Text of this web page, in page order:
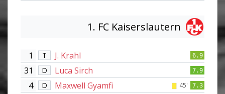
1. FC Kaiserslautern
1 T J. Krahl 6.9
31 D Luca Sirch 7.9
4 D Maxwell Gyamfi 45' 7.3